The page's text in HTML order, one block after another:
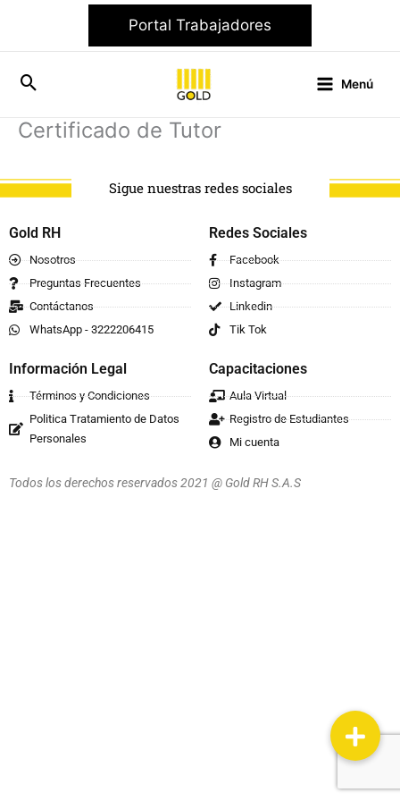
contenido
Portal Trabajadores
Menú
Certificado de Tutor
Sigue nuestras redes sociales
Gold RH
Nosotros
Preguntas Frecuentes
Contáctanos
WhatsApp - 3222206415
Redes Sociales
Facebook
Instagram
Linkedin
Tik Tok
Información Legal
Términos y Condiciones
Politica Tratamiento de Datos
Personales
Capacitaciones
Aula Virtual
Registro de Estudiantes
Mi cuenta
Todos los derechos reservados 2021 @ Gold RH S.A.S